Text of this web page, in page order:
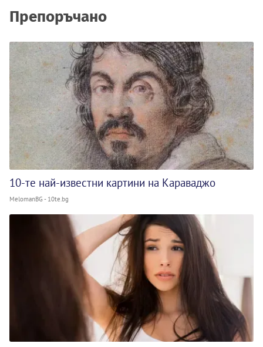
Препоръчано
10-те най-известни картини на Караваджо
MelomanBG - 10te.bg